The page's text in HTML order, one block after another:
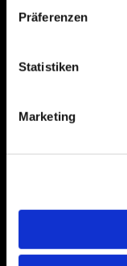
Präferenzen
Statistiken
Marketing
Bitte